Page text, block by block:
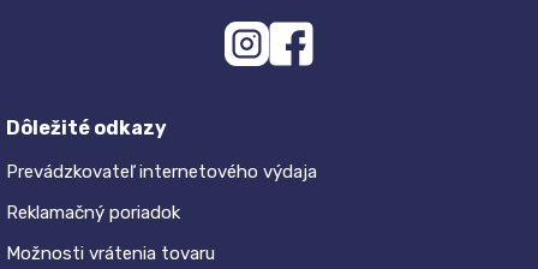
Dôležité odkazy
Prevádzkovateľ internetového výdaja
Reklamačný poriadok
Možnosti vrátenia tovaru